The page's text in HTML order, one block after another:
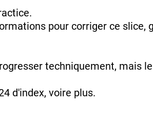
pour corriger ce slice,
techniquement, mais
d'index, voire plus.